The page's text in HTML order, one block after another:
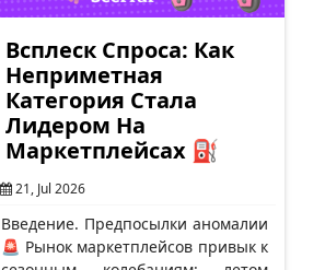
Всплеск Спроса: Как
Неприметная
Категория Стала
Лидером На
Маркетплейсах ⛽
21, Jul 2026
Введение. Предпосылки аномалии
🚨 Рынок маркетплейсов привык к